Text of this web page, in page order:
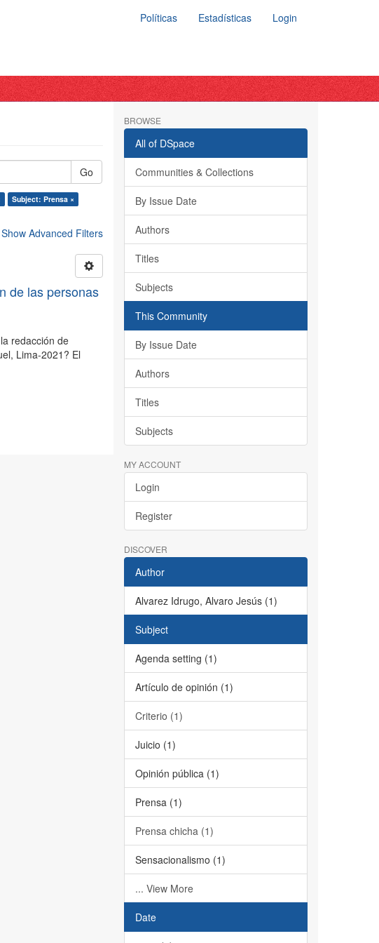
Políticas Estadísticas Login
Go
Subject: Prensa ×
Show Advanced Filters
de las personas
redacción de
Lima-2021? El
BROWSE
All of DSpace
Communities & Collections
By Issue Date
Authors
Titles
Subjects
This Community
By Issue Date
Authors
Titles
Subjects
MY ACCOUNT
Login
Register
DISCOVER
Author
Alvarez Idrugo, Alvaro Jesús (1)
Subject
Agenda setting (1)
Artículo de opinión (1)
Criterio (1)
Juicio (1)
Opinión pública (1)
Prensa (1)
Prensa chicha (1)
Sensacionalismo (1)
... View More
Date